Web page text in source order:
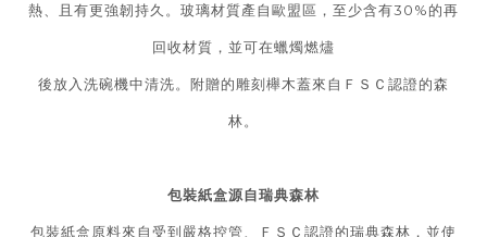
熱、且有更強韌持久。玻璃材質產自歐盟區，至少含有30%的再
回收材質，並可在蠟燭燃燼
後放入洗碗機中清洗。附贈的雕刻櫸木蓋來自ＦＳＣ認證的森
林。
包裝紙盒源自瑞典森林
包裝紙盒原料來自受到嚴格控管、ＦＳＣ認證的瑞典森林，並使